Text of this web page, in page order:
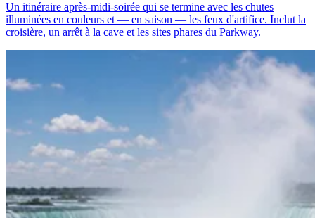
Un itinéraire après-midi-soirée qui se termine avec les chutes
illuminées en couleurs et — en saison — les feux d'artifice. Inclut la
croisière, un arrêt à la cave et les sites phares du Parkway.